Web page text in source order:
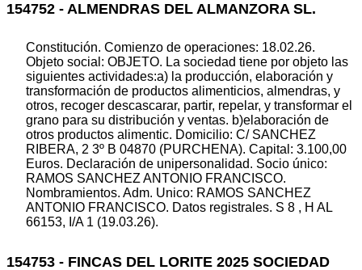
154752 - ALMENDRAS DEL ALMANZORA SL.
Constitución. Comienzo de operaciones: 18.02.26.
Objeto social: OBJETO. La sociedad tiene por objeto las
siguientes actividades:a) la producción, elaboración y
transformación de productos alimenticios, almendras, y
otros, recoger descascarar, partir, repelar, y transformar el
grano para su distribución y ventas. b)elaboración de
otros productos alimentic. Domicilio: C/ SANCHEZ
RIBERA, 2 3º B 04870 (PURCHENA). Capital: 3.100,00
Euros. Declaración de unipersonalidad. Socio único:
RAMOS SANCHEZ ANTONIO FRANCISCO.
Nombramientos. Adm. Unico: RAMOS SANCHEZ
ANTONIO FRANCISCO. Datos registrales. S 8 , H AL
66153, I/A 1 (19.03.26).
154753 - FINCAS DEL LORITE 2025 SOCIEDAD